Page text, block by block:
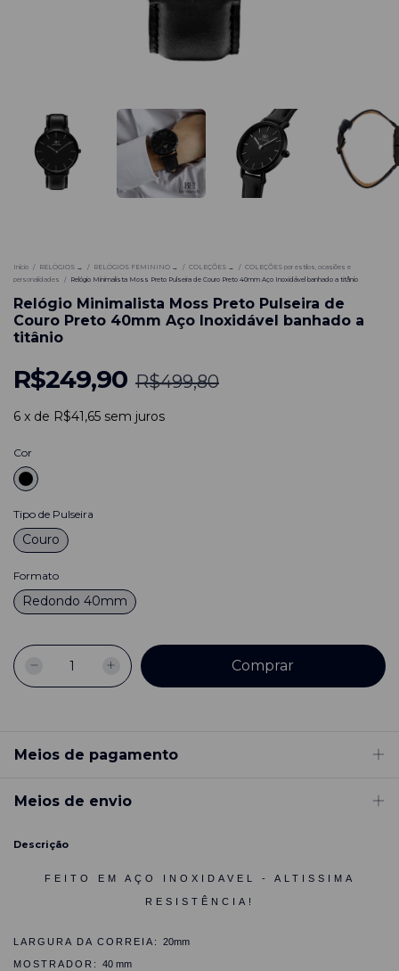
Início / RELÓGIOS → / RELÓGIOS FEMININO → / COLEÇÕES → / COLEÇÕES por estilos, ocasiões e
personalidades
/ Relógio Minimalista Moss Preto Pulseira de Couro Preto 40mm Aço Inoxidável banhado a titânio
Relógio Minimalista Moss Preto Pulseira de
Couro Preto 40mm Aço Inoxidável banhado a
titânio
R$249,90 R$499,80
6 x de R$41,65 sem juros
Cor
Tipo de Pulseira
Couro
Formato
Redondo 40mm
Meios de pagamento
Meios de envio
Descrição
FEITO EM AÇO INOXIDAVEL - ALTISSIMA
RESISTÊNCIA!
LARGURA DA CORREIA: 20mm
MOSTRADOR: 40 mm